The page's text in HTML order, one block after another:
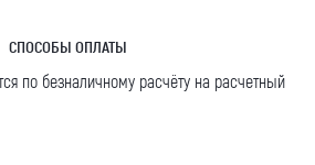
СПОСОБЫ ОПЛАТЫ
по безналичному расчёту на расчетный